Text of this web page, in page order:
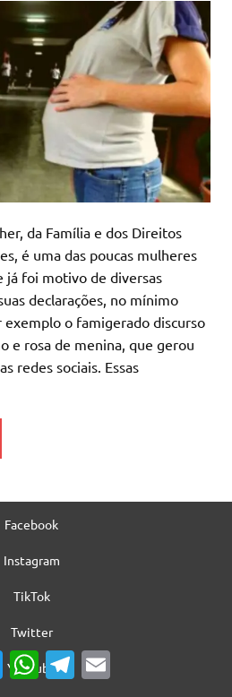
da Família e dos Direitos
é uma das poucas mulheres
já foi motivo de diversas
declarações, no mínimo
exemplo o famigerado discurso
e rosa de menina, que gerou
redes sociais. Essas
Facebook
Instagram
TikTok
Twitter
YouTube
TwitterWhatsAppTelegram